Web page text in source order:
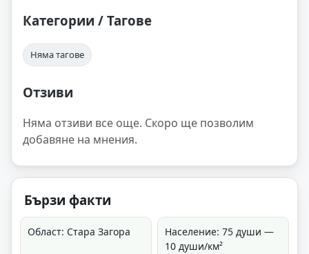
Категории / Тагове
Няма тагове
Отзиви
Няма отзиви все още. Скоро ще позволим
добавяне на мнения.
Бързи факти
Област: Стара Загора
Население: 75 души —
10 души/км²